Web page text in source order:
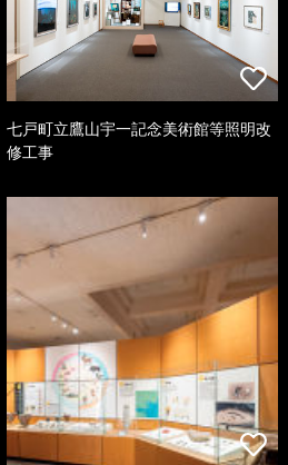
七戸町立鷹山宇一記念美術館等照明改
修工事